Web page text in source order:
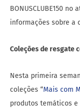
BONUSCLUBE150
informações sobre a
Coleções de resgate
Nesta primeira
coleções “Mais com
produtos temáticos e